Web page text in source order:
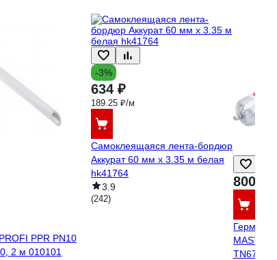
PPR PN10
2 м 010101
-3%
634 ₽
189.25 ₽/м
Самоклеящаяся лента-бордюр
Аккурат 60 мм x 3.35 м белая
hk41764
3.9
(242)
800 ₽